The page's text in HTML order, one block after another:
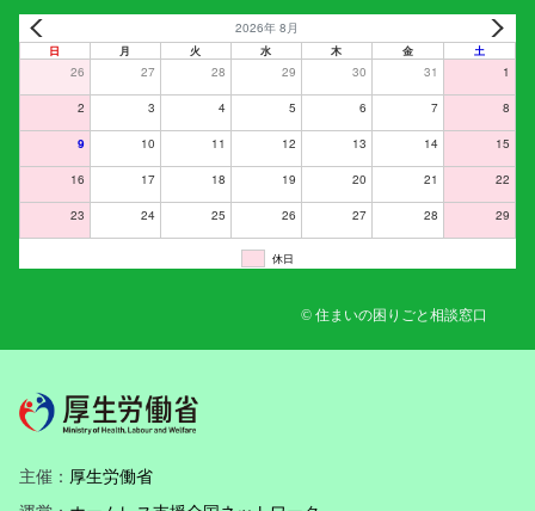
2026年 8月
日 月 火 水 木 金 土
26 27 28 29 30 31 1
2 3 4 5 6 7 8
9 10 11 12 13 14 15
16 17 18 19 20 21 22
23 24 25 26 27 28 29
休日
© 住まいの困りごと相談窓口
主催： 厚生労働省